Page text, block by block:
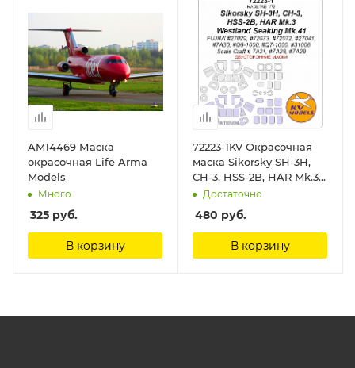
AM14469 Маска
окрасочная Life Arma
Models
Много
325 руб.
В корзину
72223-1KV Окрасочная
маска Sikorsky SH-3H,
CH-3, HSS-2B, HAR Mk.3 /
Westland Seaking Mk.41
(FUJIMI #27029, #72073,
#72072, #27041, #7A30,
#Q6-1000, #Q7-1000,
#31006 / Scale Craft #
Достаточно
480 руб.
В корзину